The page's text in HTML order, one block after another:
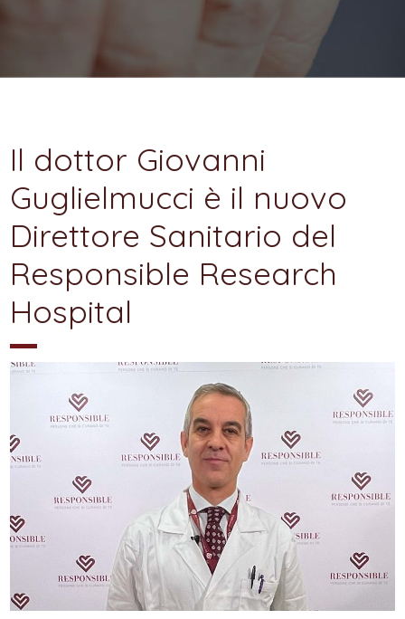
Il dottor Giovanni
Guglielmucci è il nuovo
Direttore Sanitario del
Responsible Research
Hospital